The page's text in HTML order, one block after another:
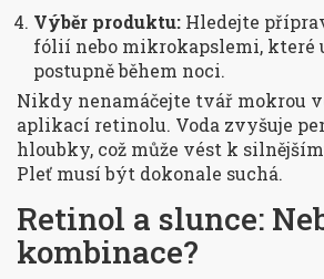
Výběr produktu: Hledejte
fólií nebo mikrokapslemi,
postupně během noci.
Nikdy nenamáčejte tvář mokrou
aplikací retinolu. Voda zvyšuje
hloubky, což může vést k
Pleť musí být dokonale suchá.
Retinol a slunce:
kombinace?